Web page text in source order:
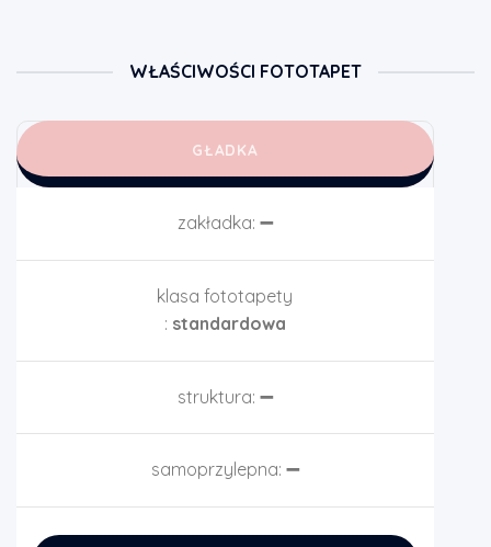
WŁAŚCIWOŚCI FOTOTAPET
GŁADKA
zakładka: ➖
klasa fototapety
: standardowa
struktura: ➖
samoprzylepna: ➖